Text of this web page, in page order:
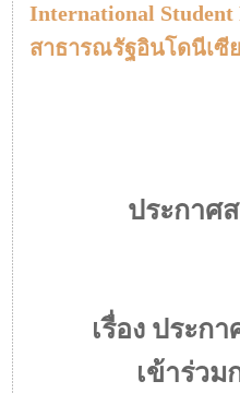
International Student
สาธารณรัฐอินโดนีเซีย
ประกาศ
เรื่อง ประก
เข้าร่วม